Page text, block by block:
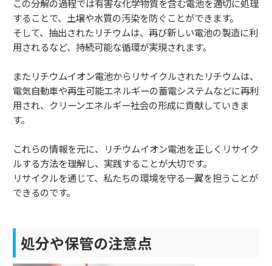
この分解の過程では有害な化学物質を含む電池を適切に処理
することで、土壌や水質の汚染を防ぐことができます。
そして、抽出されたリチウムは、再び新しい電池の製造に利
用されるなど、持続可能な循環が実現されます。
またリチウムイオン電池からリサイクルされたリチウムは、
電気自動車や再生可能エネルギーの蓄電システムなどに再利
用され、クリーンエネルギー社会の形成に貢献していきま
す。
これらの情報を元に、リチウムイオン電池を正しくリサイク
ルする方法を理解し、実践することが大切です。
リサイクルを通じて、私たちの環境を守る一翼を担うことが
できるのです。
処分や保管の注意点